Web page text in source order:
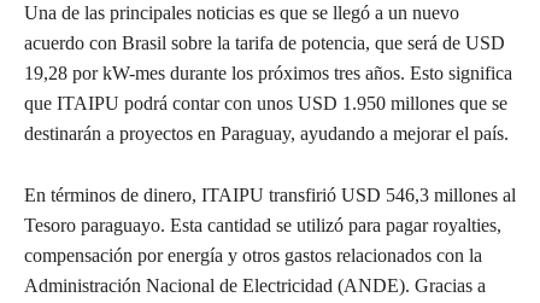
Una de las principales noticias es que se llegó a un nuevo
acuerdo con Brasil sobre la tarifa de potencia, que será de USD
19,28 por kW-mes durante los próximos tres años. Esto significa
que ITAIPU podrá contar con unos USD 1.950 millones que se
destinarán a proyectos en Paraguay, ayudando a mejorar el país.
En términos de dinero, ITAIPU transfirió USD 546,3 millones al
Tesoro paraguayo. Esta cantidad se utilizó para pagar royalties,
compensación por energía y otros gastos relacionados con la
Administración Nacional de Electricidad (ANDE). Gracias a